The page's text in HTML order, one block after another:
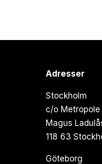
Adresser
Stockholm
c/o Metropole
Magus
118 63
Göteborg